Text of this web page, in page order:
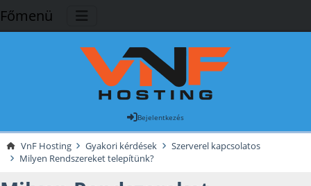
Főmenü
Bejelentkezés
VnF Hosting Gyakori kérdések
Szerverel kapcsolatos
Milyen Rendszereket telepítünk?